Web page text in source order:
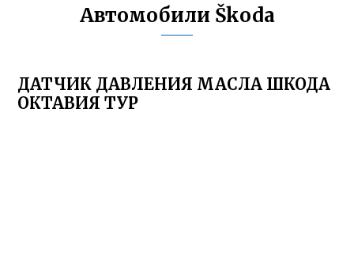
Автомобили Škoda
ДАТЧИК ДАВЛЕНИЯ МАСЛА ШКОДА
ОКТАВИЯ ТУР